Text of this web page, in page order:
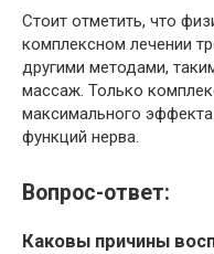
Стоит отметить, что
комплексном лечении
другими методами,
массаж. Только
максимального
функций нерва.
Вопрос-ответ:
Каковы причины